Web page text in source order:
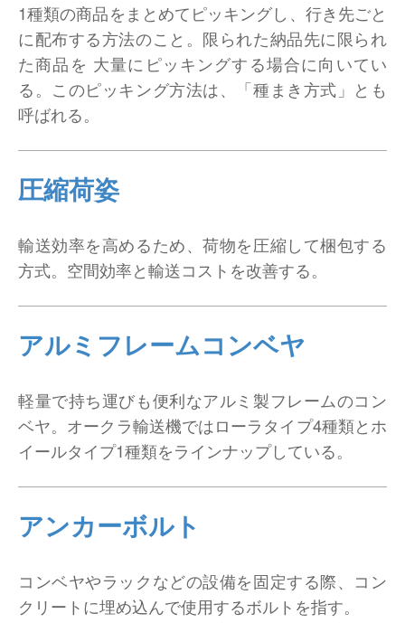
1種類の商品をまとめてピッキングし、行き先ごと
に配布する方法のこと。限られた納品先に限られ
た商品を 大量にピッキングする場合に向いてい
る。このピッキング方法は、「種まき方式」とも
呼ばれる。
圧縮荷姿
輸送効率を高めるため、荷物を圧縮して梱包する
方式。空間効率と輸送コストを改善する。
アルミフレームコンベヤ
軽量で持ち運びも便利なアルミ製フレームのコン
ベヤ。オークラ輸送機ではローラタイプ4種類とホ
イールタイプ1種類をラインナップしている。
アンカーボルト
コンベヤやラックなどの設備を固定する際、コン
クリートに埋め込んで使用するボルトを指す。